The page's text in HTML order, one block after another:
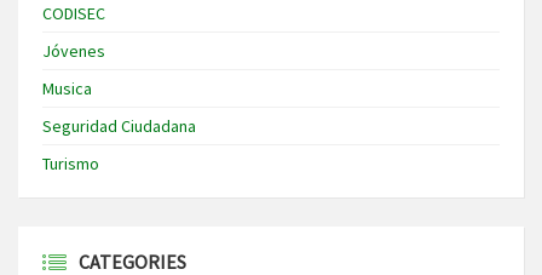
CODISEC
Jóvenes
Musica
Seguridad Ciudadana
Turismo
CATEGORIES